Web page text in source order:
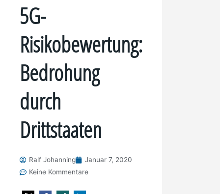
5G-
Risikobewertung:
Bedrohung
durch
Drittstaaten
Ralf Johanning
Januar 7, 2020
Keine Kommentare